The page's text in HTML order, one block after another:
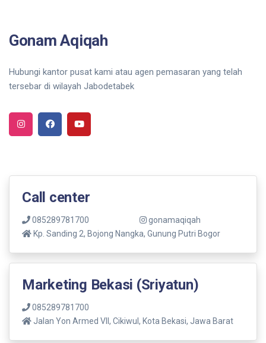
Gonam Aqiqah
Hubungi kantor pusat kami atau agen pemasaran yang telah
tersebar di wilayah Jabodetabek
Call center
085289781700
gonamaqiqah
Kp. Sanding 2, Bojong Nangka, Gunung Putri Bogor
Marketing Bekasi (Sriyatun)
085289781700
Jalan Yon Armed VII, Cikiwul, Kota Bekasi, Jawa Barat